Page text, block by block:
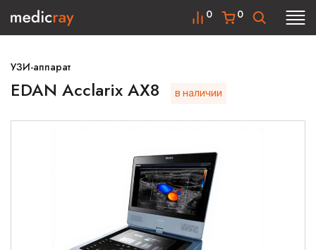
0
0
УЗИ-аппарат
EDAN Acclarix AX8 в наличии